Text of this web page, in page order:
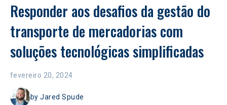
Responder aos desafios da gestão do
transporte de mercadorias com
soluções tecnológicas simplificadas
fevereiro 20, 2024
byJared Spude